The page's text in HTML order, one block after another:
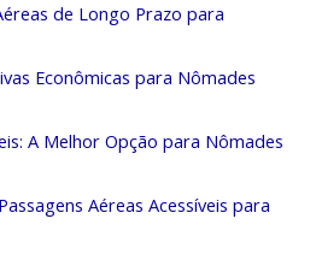
de Longo Prazo para
Econômicas para Nômades
A Melhor Opção para Nômades
Aéreas Acessíveis para